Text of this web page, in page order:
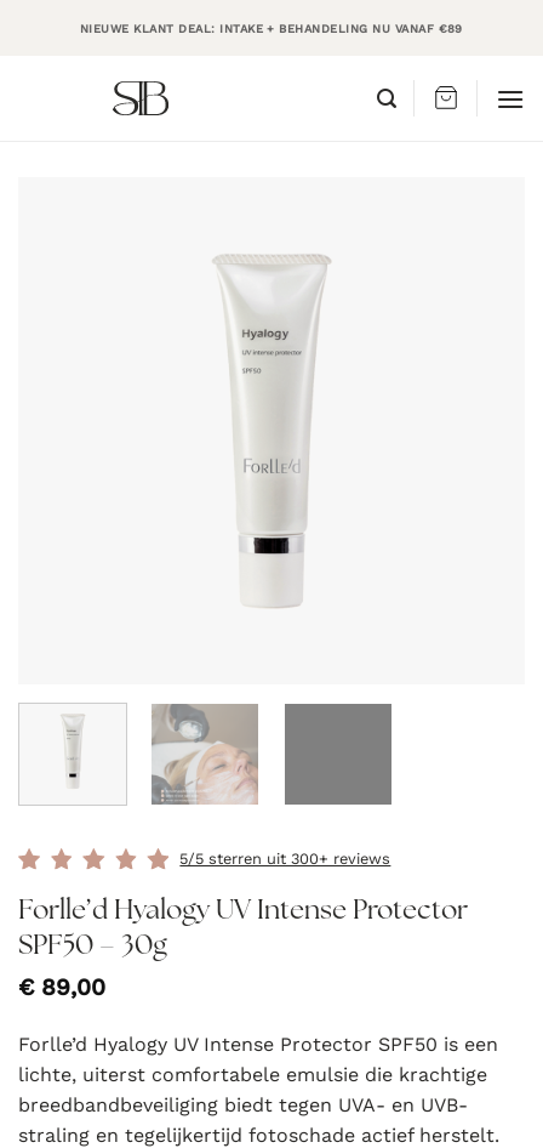
NIEUWE KLANT DEAL: INTAKE + BEHANDELING NU VANAF €89
5/5 sterren uit 300+ reviews
Forlle’d Hyalogy UV Intense Protector
SPF50 – 30g
€89,00
Forlle’d Hyalogy UV Intense Protector SPF50 is een
lichte, uiterst comfortabele emulsie die krachtige
breedbandbeveiliging biedt tegen UVA- en UVB-
straling en tegelijkertijd fotoschade actief herstelt.